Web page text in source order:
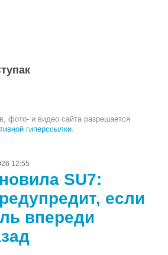
фото- и видео сайта разрешается
гиперссылки.
12:55
SU7:
если
впереди